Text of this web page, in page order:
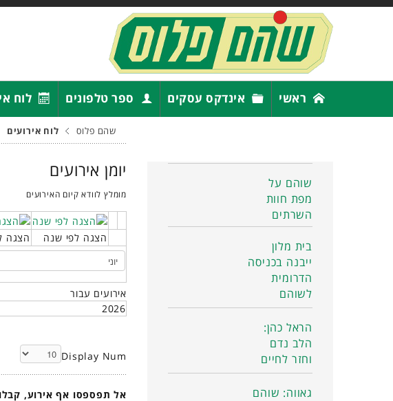
ראשי אינדקס עסקים ספר טלפונים לוח
שהם פלוס לוח אירועים
יומן אירועים
מומלץ לוודא קיום האירועים
הצגה לפי שנה הצגה
אירועים עבור
2026
Display Num
אל תפספסו אף אירוע,
שוהם על
מפת חוות
השרתים
בית מלון
ייבנה בכניסה
הדרומית
לשוהם
הראל כהן:
הלב נדם
וחזר לחיים
גאווה: שוהם